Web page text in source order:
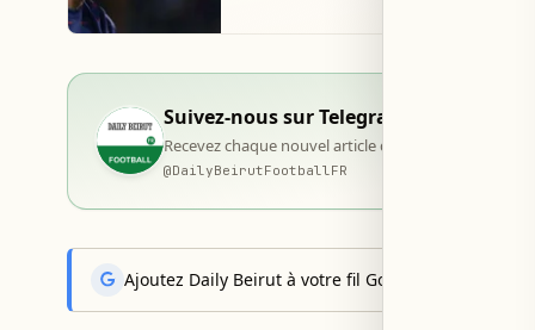
Suivez-nous sur Telegram
Recevez chaque nouvel article dès sa publication,
@DailyBeirutFootballFR
Ajoutez Daily Beirut à votre fil Google News pour